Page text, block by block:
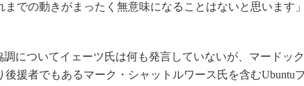
までの動きがまったく無意味になることはないと思います
についてイェーツ氏は何も発言していないが、マードッ
後援者でもあるマーク・シャットルワース氏を含むUbuntu